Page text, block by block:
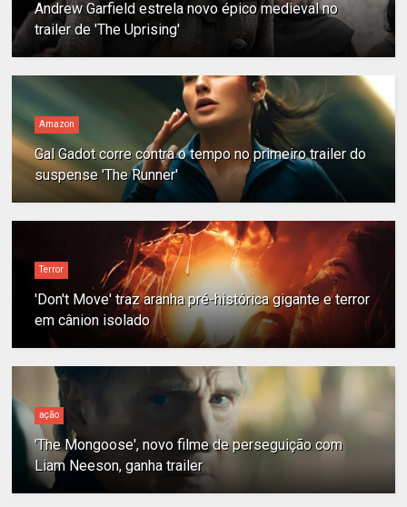
Andrew Garfield estrela novo épico medieval no
trailer de 'The Uprising'
Amazon
Gal Gadot corre contra o tempo no primeiro trailer do
suspense 'The Runner'
Terror
'Don't Move' traz aranha pré-histórica gigante e terror
em cânion isolado
ação
'The Mongoose', novo filme de perseguição com
Liam Neeson, ganha trailer